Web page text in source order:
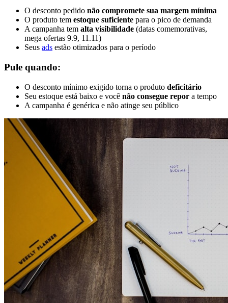
O desconto pedido não compromete sua margem mínima
O produto tem estoque suficiente para o pico de demanda
A campanha tem alta visibilidade (datas comemorativas,
mega ofertas 9.9, 11.11)
Seus ads estão otimizados para o período
Pule quando:
O desconto mínimo exigido torna o produto deficitário
Seu estoque está baixo e você não consegue repor a tempo
A campanha é genérica e não atinge seu público